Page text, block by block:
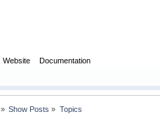
Website Documentation
» Show Posts » Topics